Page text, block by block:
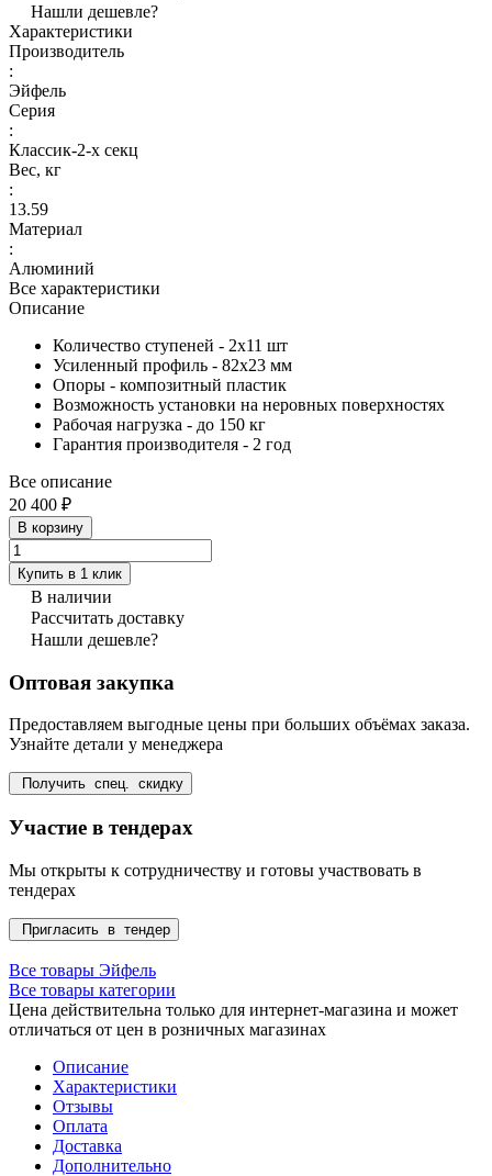
Нашли дешевле?
Характеристики
Производитель
:
Эйфель
Серия
:
Классик-2-х секц
Вес, кг
:
13.59
Материал
:
Алюминий
Все характеристики
Описание
Количество ступеней - 2x11 шт
Усиленный профиль - 82х23 мм
Опоры - композитный пластик
Возможность установки на неровных поверхностях
Рабочая нагрузка - до 150 кг
Гарантия производителя - 2 год
Все описание
20 400 ₽
В корзину
Купить в 1 клик
В наличии
Рассчитать доставку
Нашли дешевле?
Оптовая закупка
Предоставляем выгодные цены при больших объёмах заказа.
Узнайте детали у менеджера
Получить спец. скидку
Участие в тендерах
Мы открыты к сотрудничеству и готовы участвовать в
тендерах
Пригласить в тендер
Все товары Эйфель
Все товары категории
Цена действительна только для интернет-магазина и может
отличаться от цен в розничных магазинах
Описание
Характеристики
Отзывы
Оплата
Доставка
Дополнительно